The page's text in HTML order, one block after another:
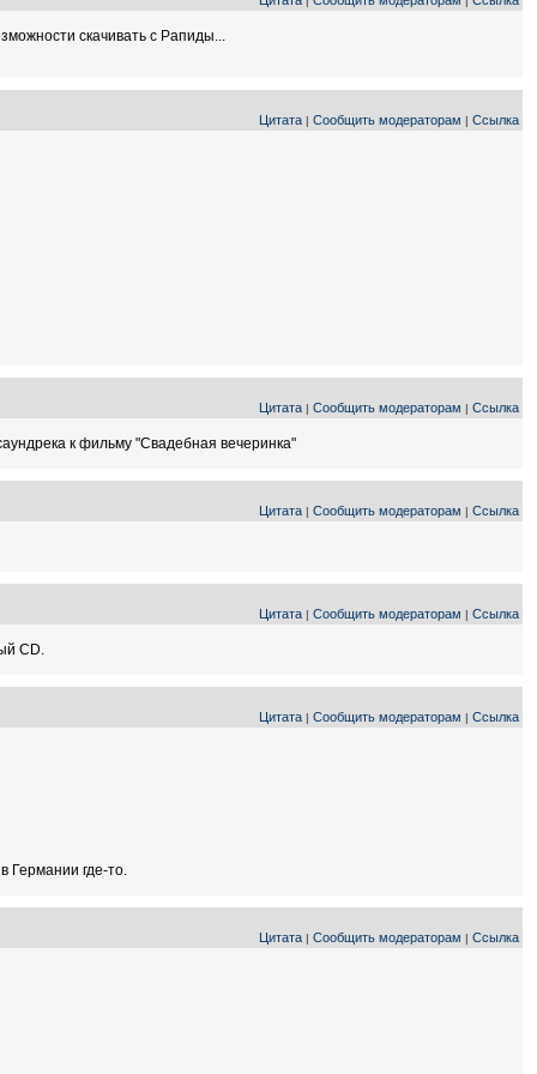
скачивать с Рапиды...
Цитата | Сообщить модераторам | Ссылка
Цитата | Сообщить модераторам | Ссылка
к фильму "Свадебная вечеринка"
Цитата | Сообщить модераторам | Ссылка
Цитата | Сообщить модераторам | Ссылка
СD.
Цитата | Сообщить модераторам | Ссылка
Германии где-то.
Цитата | Сообщить модераторам | Ссылка